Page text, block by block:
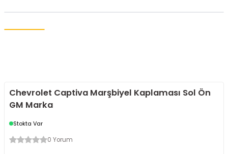
Chevrolet Captiva Marşbiyel Kaplaması Sol Ön
GM Marka
Stokta Var
0 Yorum